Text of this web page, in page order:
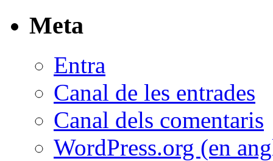
Meta
Entra
Canal de les entrades
Canal dels comentaris
WordPress.org (en